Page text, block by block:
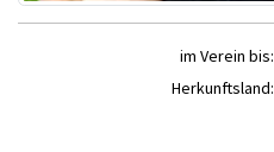
im Verein bis:
Herkunftsland: